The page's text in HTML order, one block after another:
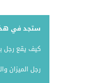
ستجد في
كيف يقع رجل
رجل الميزان